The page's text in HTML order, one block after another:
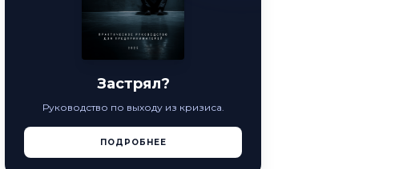
Застрял?
Руководство по выходу из кризиса.
ПОДРОБНЕЕ